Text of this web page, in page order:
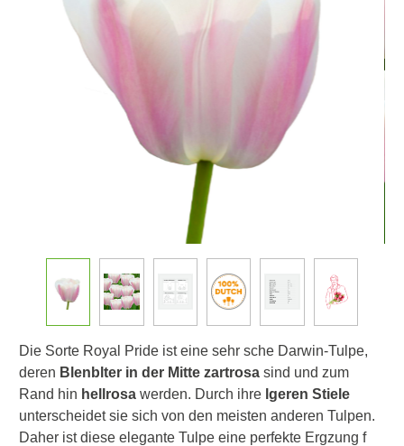
Die Sorte Royal Pride ist eine sehr sche Darwin-Tulpe,
deren Blenblter in der Mitte zartrosa sind und zum
Rand hin hellrosa werden. Durch ihre lgeren Stiele
unterscheidet sie sich von den meisten anderen Tulpen.
Daher ist diese elegante Tulpe eine perfekte Ergzung f